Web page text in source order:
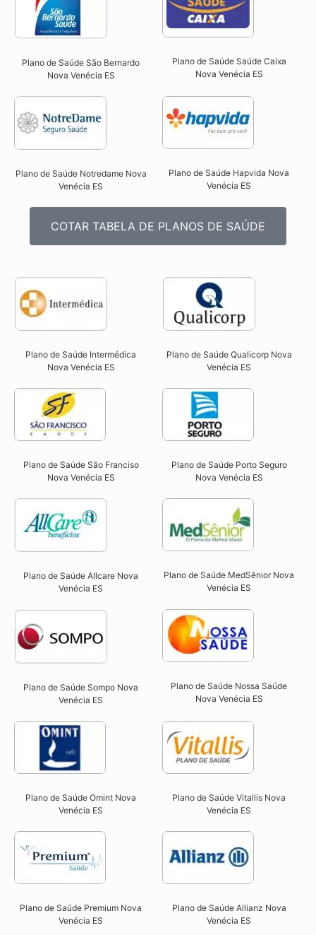
Plano de Saúde São Bernardo
Nova Venécia ES​
Plano de Saúde Saúde Caixa
Nova Venécia ES​
Plano de Saúde Notredame Nova
Venécia ES​
Plano de Saúde Hapvida Nova
Venécia ES​
COTAR TABELA DE PLANOS DE SAÚDE
Plano de Saúde Intermédica
Nova Venécia ES​
Plano de Saúde Qualicorp Nova
Venécia ES​
Plano de Saúde São Franciso
Nova Venécia ES​
Plano de Saúde Porto Seguro
Nova Venécia ES​
Plano de Saúde Allcare Nova
Venécia ES​
Plano de Saúde MedSênior Nova
Venécia ES​
Plano de Saúde Sompo Nova
Venécia ES​
Plano de Saúde Nossa Saúde
Nova Venécia ES​
Plano de Saúde Omint Nova
Venécia ES​
Plano de Saúde Vitallis Nova
Venécia ES​
Plano de Saúde Premium Nova
Venécia ES​
Plano de Saúde Allianz Nova
Venécia ES​